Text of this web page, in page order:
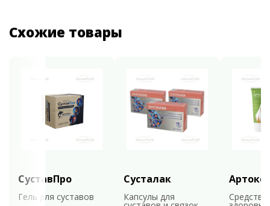
Схожие товары
СуставПро
Гель для суставов
Сусталак
Капсулы для
Артокс